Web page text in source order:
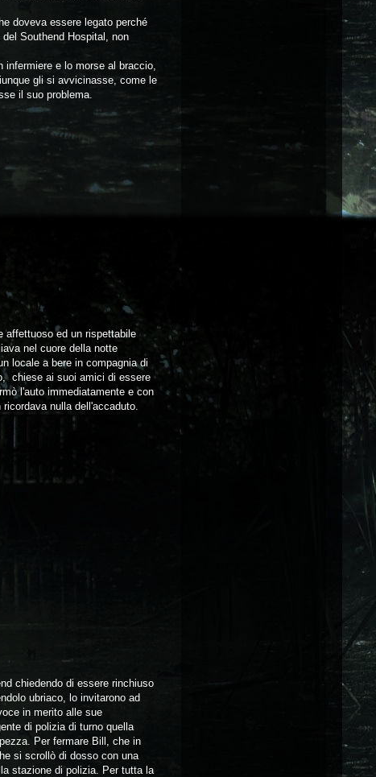
doveva essere legato perché
Southend Hospital, non
infermiere e lo morse al braccio,
gli si avvicinasse, come le
il suo problema.
affettuoso ed un rispettabile
nel cuore della notte
locale a bere in compagnia di
chiese ai suoi amici di essere
l'auto immediatamente e con
nulla dell'accaduto.
chiedendo di essere rinchiuso
ubriaco, lo invitarono ad
in merito alle sue
di polizia di turno quella
Per fermare Bill, che in
si scrollò di dosso con una
stazione di polizia. Per tutta la